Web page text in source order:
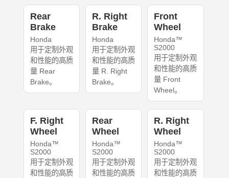
Rear
Brake
Honda
用于定制外观
和性能的高质
量 Rear
Brake。
R. Right
Brake
Honda
用于定制外观
和性能的高质
量 R. Right
Brake。
Front
Wheel
Honda™
S2000
用于定制外观
和性能的高质
量 Front
Wheel。
F. Right
Wheel
Honda™
S2000
用于定制外观
和性能的高质
Rear
Wheel
Honda™
S2000
用于定制外观
和性能的高质
R. Right
Wheel
Honda™
S2000
用于定制外观
和性能的高质